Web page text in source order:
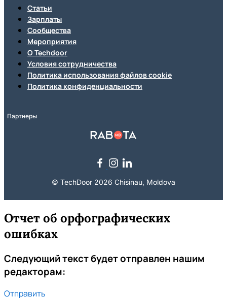
Статьи
Зарплаты
Сообщества
Мероприятия
О Techdoor
Условия сотрудничества
Политика использования файлов cookie
Политика конфиденциальности
Партнеры
© TechDoor 2026 Chisinau, Moldova
Отчет об орфографических
ошибках
Следующий текст будет отправлен нашим
редакторам:
Отправить